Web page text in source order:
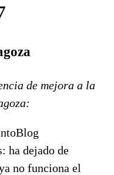
de mejora a la
ha dejado de
no funciona el